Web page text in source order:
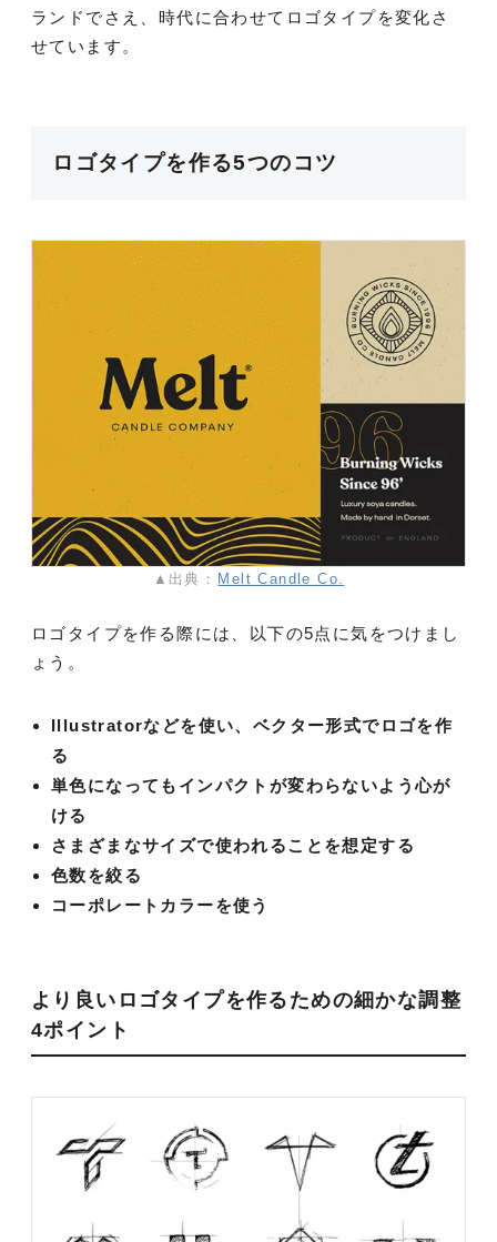
ランドでさえ、時代に合わせてロゴタイプを変化さ
せています。
ロゴタイプを作る5つのコツ
▲出典： Melt Candle Co.
ロゴタイプを作る際には、以下の5点に気をつけまし
ょう。
Illustratorなどを使い、ベクター形式でロゴを作
る
単色になってもインパクトが変わらないよう心が
ける
さまざまなサイズで使われることを想定する
色数を絞る
コーポレートカラーを使う
より良いロゴタイプを作るための細かな調整
4ポイント